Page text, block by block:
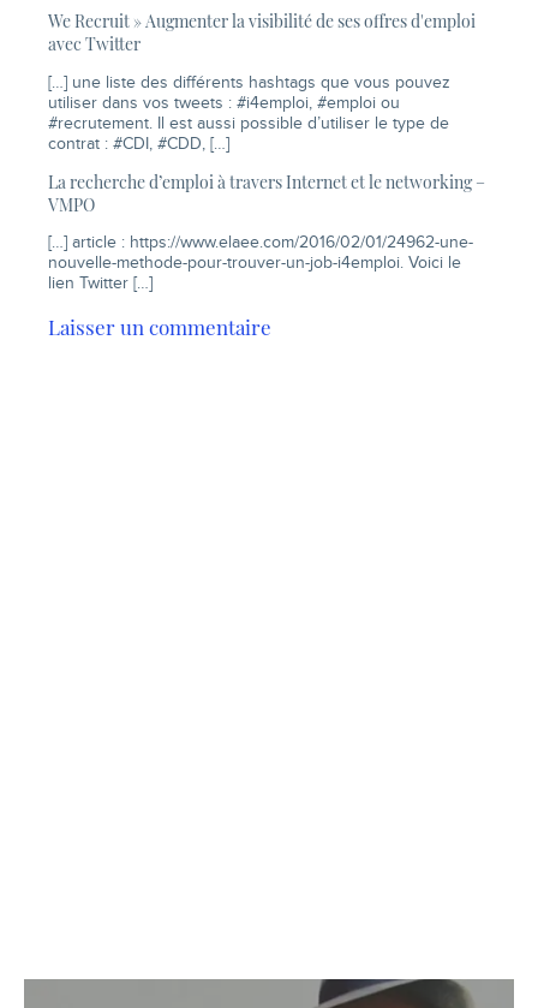
We Recruit » Augmenter la visibilité de ses offres d'emploi
avec Twitter
[…] une liste des différents hashtags que vous pouvez
utiliser dans vos tweets : #i4emploi, #emploi ou
#recrutement. Il est aussi possible d’utiliser le type de
contrat : #CDI, #CDD, […]
La recherche d’emploi à travers Internet et le networking –
VMPO
[…] article : https://www.elaee.com/2016/02/01/24962-une-
nouvelle-methode-pour-trouver-un-job-i4emploi. Voici le
lien Twitter […]
Laisser un commentaire